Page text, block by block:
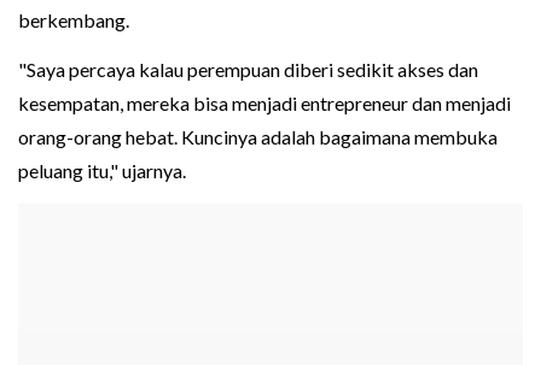
berkembang.
"Saya percaya kalau perempuan diberi sedikit akses dan
kesempatan, mereka bisa menjadi entrepreneur dan menjadi
orang-orang hebat. Kuncinya adalah bagaimana membuka
peluang itu," ujarnya.